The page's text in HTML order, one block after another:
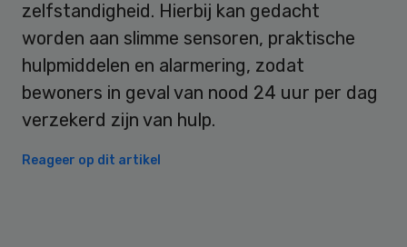
zelfstandigheid. Hierbij kan gedacht
worden aan slimme sensoren, praktische
hulpmiddelen en alarmering, zodat
bewoners in geval van nood 24 uur per dag
verzekerd zijn van hulp.
Reageer op dit artikel